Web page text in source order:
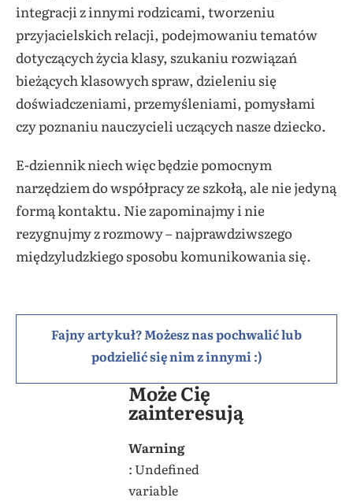
integracji z innymi rodzicami, tworzeniu
przyjacielskich relacji, podejmowaniu tematów
dotyczących życia klasy, szukaniu rozwiązań
bieżących klasowych spraw, dzieleniu się
doświadczeniami, przemyśleniami, pomysłami
czy poznaniu nauczycieli uczących nasze dziecko.
E-dziennik niech więc będzie pomocnym
narzędziem do współpracy ze szkołą, ale nie jedyną
formą kontaktu. Nie zapominajmy i nie
rezygnujmy z rozmowy – najprawdziwszego
międzyludzkiego sposobu komunikowania się.
Fajny artykuł? Możesz nas pochwalić lub
podzielić się nim z innymi :)
Może Cię
zainteresują
Warning
: Undefined
variable